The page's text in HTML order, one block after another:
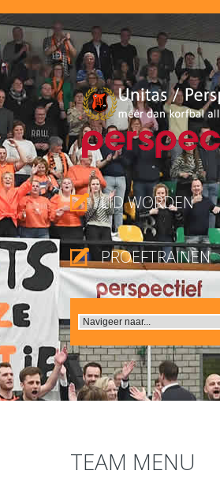
LID WORDEN
PROEFTRAINEN
TEAM MENU